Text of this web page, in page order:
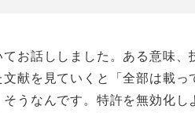
お話ししました。ある意味
献を見ていくと「全部は載っ
うなんです。特許を無効化